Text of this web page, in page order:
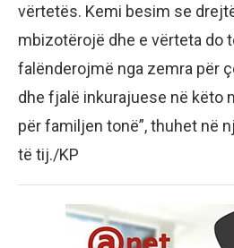
vërtetës. Kemi besim se
mbizotërojë dhe e vërteta do
falënderojmë nga zemra për
dhe fjalë inkurajuese në këto
për familjen tonë”, thuhet në
të tij./KP